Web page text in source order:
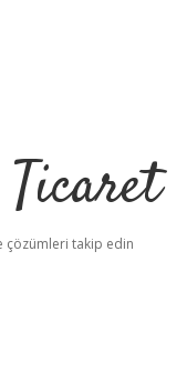
çözümleri takip edin